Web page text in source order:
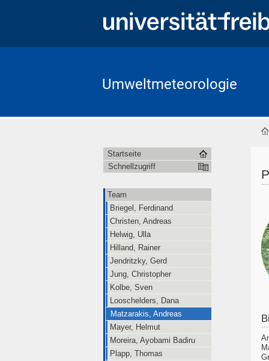
Umweltmeteorologie
Startseite
Schnellzugriff
Team
Briegel, Ferdinand
Christen, Andreas
Helwig, Ulla
Hilland, Rainer
Jendritzky, Gerd
Jung, Christopher
Kolbe, Sven
Looschelders, Dana
Matzarakis, Andreas
Mayer, Helmut
Moreira, Ayobami Badiru
Plapp, Thomas